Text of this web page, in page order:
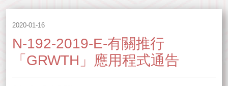
2020-01-16
N-192-2019-E-有關推行
「GRWTH」應用程式通告